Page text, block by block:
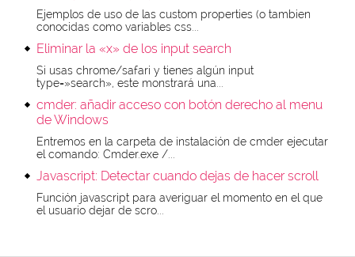
Ejemplos de uso de las custom properties (o tambien
conocidas como variables css...
Eliminar la «x» de los input search
Si usas chrome/safari y tienes algún input
type=»search», este monstrará una...
cmder: añadir acceso con botón derecho al menu
de Windows
Entremos en la carpeta de instalación de cmder ejecutar
el comando: Cmder.exe /...
Javascript: Detectar cuando dejas de hacer scroll
Función javascript para averiguar el momento en el que
el usuario dejar de scro...